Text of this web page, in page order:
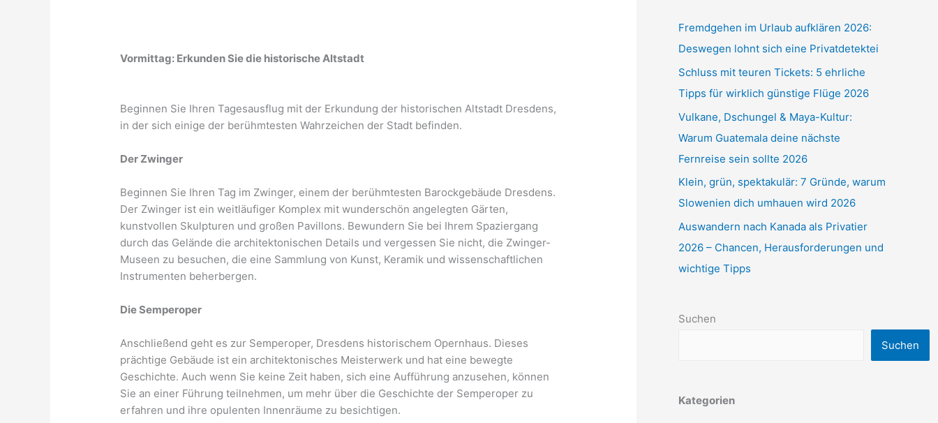
Vormittag: Erkunden Sie die historische Altstadt
Beginnen Sie Ihren Tagesausflug mit der Erkundung der historischen Altstadt Dresdens,
in der sich einige der berühmtesten Wahrzeichen der Stadt befinden.
Der Zwinger
Beginnen Sie Ihren Tag im Zwinger, einem der berühmtesten Barockgebäude Dresdens.
Der Zwinger ist ein weitläufiger Komplex mit wunderschön angelegten Gärten,
kunstvollen Skulpturen und großen Pavillons. Bewundern Sie bei Ihrem Spaziergang
durch das Gelände die architektonischen Details und vergessen Sie nicht, die Zwinger-
Museen zu besuchen, die eine Sammlung von Kunst, Keramik und wissenschaftlichen
Instrumenten beherbergen.
Die Semperoper
Anschließend geht es zur Semperoper, Dresdens historischem Opernhaus. Dieses
prächtige Gebäude ist ein architektonisches Meisterwerk und hat eine bewegte
Geschichte. Auch wenn Sie keine Zeit haben, sich eine Aufführung anzusehen, können
Sie an einer Führung teilnehmen, um mehr über die Geschichte der Semperoper zu
erfahren und ihre opulenten Innenräume zu besichtigen.
Fremdgehen im Urlaub aufklären 2026:
Deswegen lohnt sich eine Privatdetektei
Schluss mit teuren Tickets: 5 ehrliche
Tipps für wirklich günstige Flüge 2026
Vulkane, Dschungel & Maya-Kultur:
Warum Guatemala deine nächste
Fernreise sein sollte 2026
Klein, grün, spektakulär: 7 Gründe, warum
Slowenien dich umhauen wird 2026
Auswandern nach Kanada als Privatier
2026 – Chancen, Herausforderungen und
wichtige Tipps
Suchen
Suchen
Kategorien